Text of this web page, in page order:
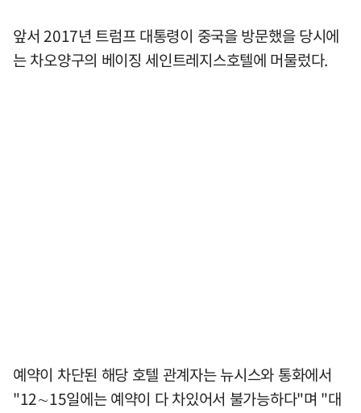
앞서 2017년 트럼프 대통령이 중국을 방문했을 당시에
는 차오양구의 베이징 세인트레지스호텔에 머물렀다.
예약이 차단된 해당 호텔 관계자는 뉴시스와 통화에서
"12∼15일에는 예약이 다 차있어서 불가능하다"며 "대